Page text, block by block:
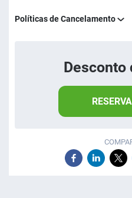
Políticas de Cancelamento
Desconto